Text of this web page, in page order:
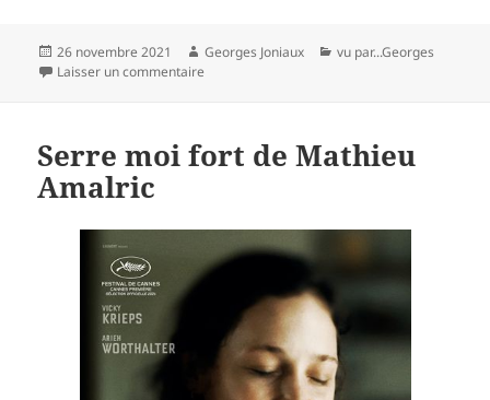
Publié
le
26 novembre 2021 Auteur
Georges Joniaux Catégories
vu par...Georges
Laisser un commentaire
Serre moi fort de Mathieu
Amalric